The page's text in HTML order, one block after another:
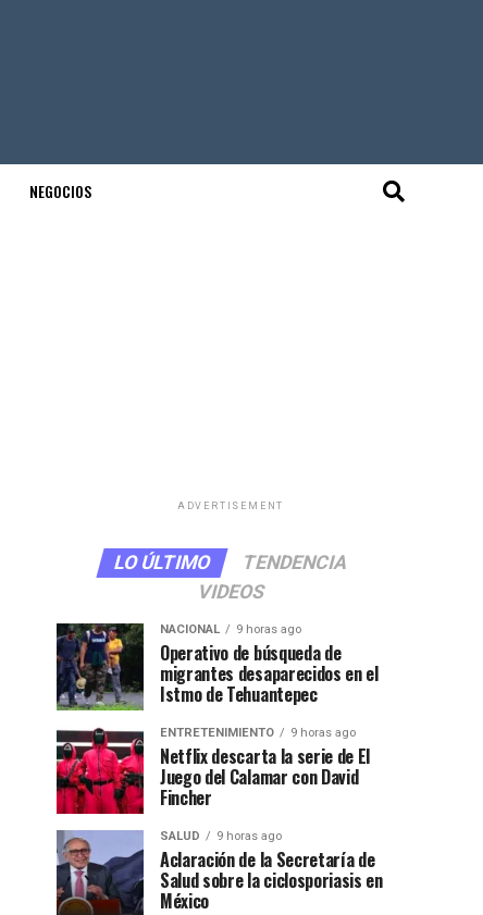
NEGOCIOS
ADVERTISEMENT
LO ÚLTIMO
TENDENCIA
VIDEOS
NACIONAL 9 horas ago
Operativo de búsqueda de
migrantes desaparecidos en el
Istmo de Tehuantepec
ENTRETENIMIENTO 9 horas ago
Netflix descarta la serie de El
Juego del Calamar con David
Fincher
SALUD 9 horas ago
Aclaración de la Secretaría de
Salud sobre la ciclosporiasis en
México